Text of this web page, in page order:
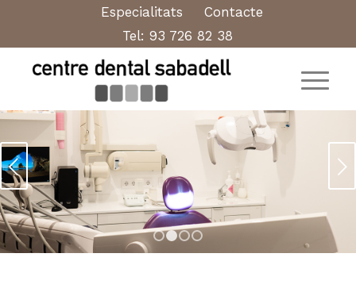
Especialitats
Contacte
Tel:93 726 82 38
Següent